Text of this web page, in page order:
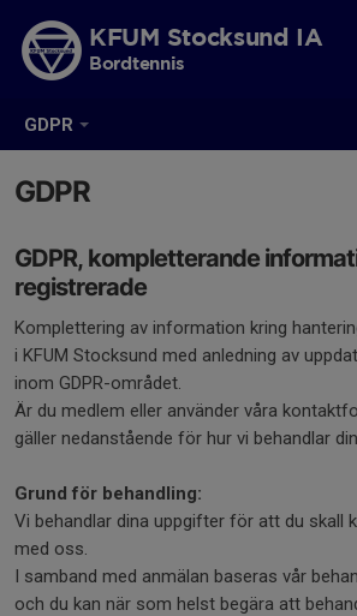
GDPR
KFUM Stocksund IA
Bordtennis
GDPR
GDPR, kompletterande
registrerade
Komplettering av information kring
i KFUM Stocksund med anledning av
inom GDPR-området.
Är du medlem eller använder våra
gäller nedanstående för hur vi behandlar
Grund för behandling:
Vi behandlar dina uppgifter för att du skall
med oss.
I samband med anmälan baseras vår
och du kan när som helst begära att